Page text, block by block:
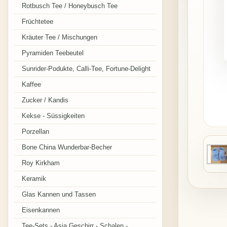
Rotbusch Tee / Honeybusch Tee
Früchtetee
Kräuter Tee / Mischungen
Pyramiden Teebeutel
Sunrider-Podukte, Calli-Tee, Fortune-Delight
Kaffee
Zucker / Kandis
Kekse - Süssigkeiten
Porzellan
Bone China Wunderbar-Becher
Roy Kirkham
Keramik
Glas Kannen und Tassen
Eisenkannen